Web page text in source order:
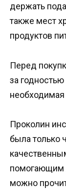
держать
также мест
продуктов
Перед
за
Проколин
была только
помогающим
можно